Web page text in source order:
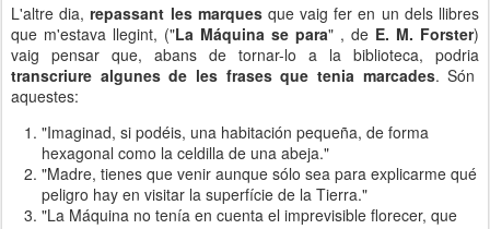
L'altre dia,repassant les marquesque vaig fer en un dels llibres
que m'estava llegint, ("La Máquina se para" , de E. M. Forster)
vaig pensar que, abans de tornar-lo a la biblioteca, podria
transcriure algunes de les frases que tenia marcades. Són
aquestes:
"Imaginad, si podéis, una habitación pequeña, de forma
hexagonal como la celdilla de una abeja."
"Madre, tienes que venir aunque sólo sea para explicarme qué
peligro hay en visitar la superfície de la Tierra."
"La Máquina no tenía en cuenta el imprevisible florecer, que